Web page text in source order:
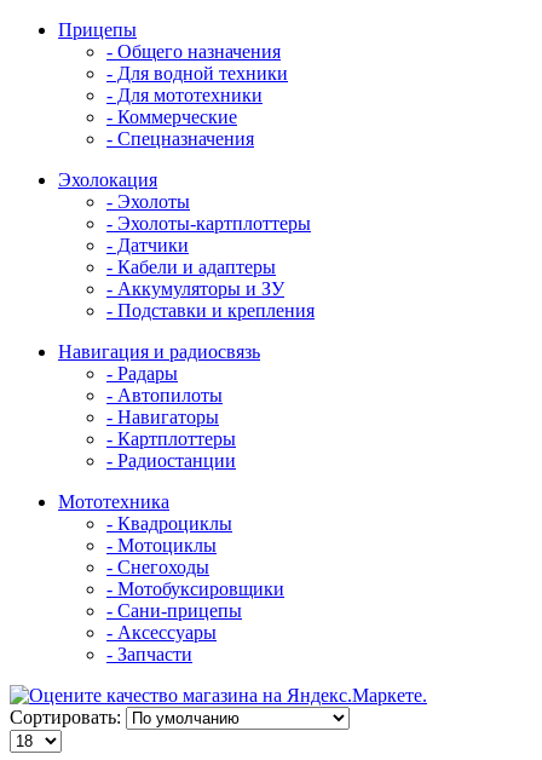
Прицепы
- Общего назначения
- Для водной техники
- Для мототехники
- Коммерческие
- Спецназначения
Эхолокация
- Эхолоты
- Эхолоты-картплоттеры
- Датчики
- Кабели и адаптеры
- Аккумуляторы и ЗУ
- Подставки и крепления
Навигация и радиосвязь
- Радары
- Автопилоты
- Навигаторы
- Картплоттеры
- Радиостанции
Мототехника
- Квадроциклы
- Мотоциклы
- Снегоходы
- Мотобуксировщики
- Сани-прицепы
- Аксессуары
- Запчасти
Сортировать: